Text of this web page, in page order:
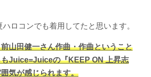
ロコンでも着用してたと思います。
山田健一さん作曲・作曲ということ
Juice=Juiceの『KEEP ON 上昇志
気が感じられます。